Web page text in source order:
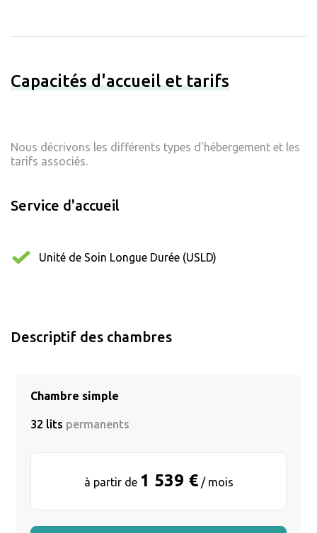
Capacités d'accueil et tarifs
Nous décrivons les différents types d'hébergement et les
tarifs associés.
Service d'accueil
Unité de Soin Longue Durée (USLD)
Descriptif des chambres
Chambre simple
32 lits permanents
à partir de 1 539 €/ mois